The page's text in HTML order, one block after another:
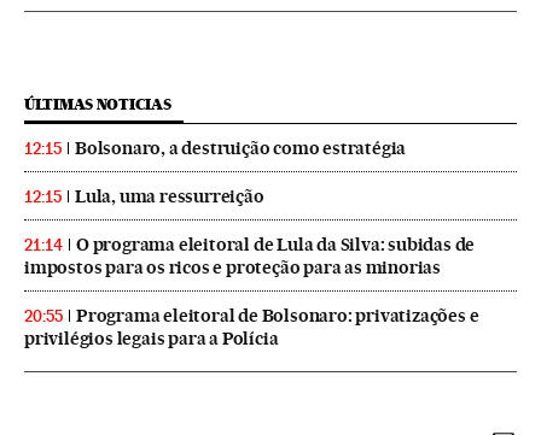
ÚLTIMAS NOTICIAS
12:15 Bolsonaro, a destruição como estratégia
12:15 Lula, uma ressurreição
21:14
O programa eleitoral de Lula da Silva: subidas de
impostos para os ricos e proteção para as minorias
20:55
Programa eleitoral de Bolsonaro: privatizações e
privilégios legais para a Polícia